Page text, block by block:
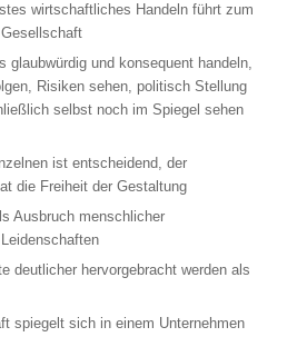
wirtschaftliches Handeln führt zum
glaubwürdig und konsequent handeln,
Risiken sehen, politisch Stellung
selbst noch im Spiegel sehen
ist entscheidend, der
die Freiheit der Gestaltung
Ausbruch menschlicher
deutlicher hervorgebracht werden als
spiegelt sich in einem Unternehmen